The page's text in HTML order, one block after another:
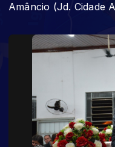
Amâncio (Jd. Cidade